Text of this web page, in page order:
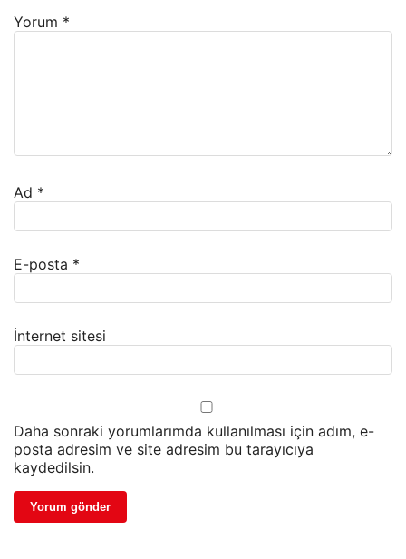
Yorum *
Ad *
E-posta *
İnternet sitesi
Daha sonraki yorumlarımda kullanılması için adım, e-
posta adresim ve site adresim bu tarayıcıya
kaydedilsin.